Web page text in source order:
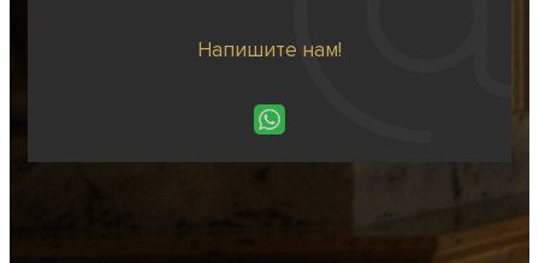
Напишите нам!